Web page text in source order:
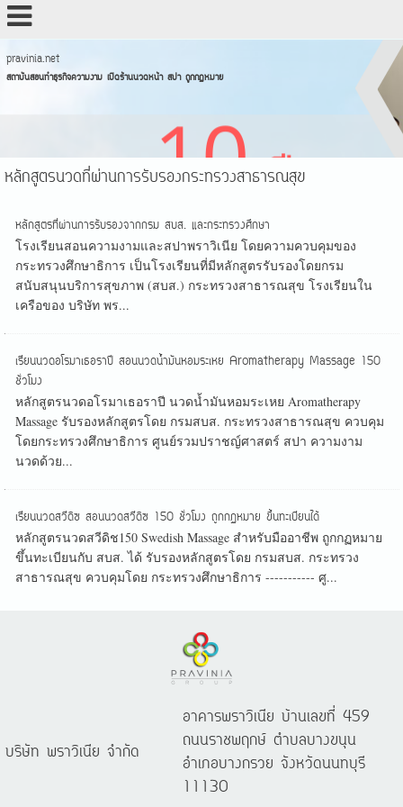
pravinia.net
สถาบันสอนทำธุรกิจความงาม เปิดร้านนวดหน้า สปา ถูกกฏหมาย
หลักสูตรนวดที่ผ่านการรับรองกระทรวงสาธารณสุข
หลักสูตรที่ผ่านการรับรองจากกรม สบส. และกระทรวงศึกษา
โรงเรียนสอนความงามและสปาพราวิเนีย โดยความควบคุมของ
กระทรวงศึกษาธิการ เป็นโรงเรียนที่มีหลักสูตรรับรองโดยกรม
สนับสนุนบริการสุขภาพ (สบส.) กระทรวงสาธารณสุข โรงเรียนใน
เครือของ บริษัท พร...
เรียนนวดอโรมาเธอราปี สอนนวดน้ำมันหอมระเหย Aromatherapy Massage 150
ชั่วโมง
หลักสูตรนวดอโรมาเธอราปี นวดน้ำมันหอมระเหย Aromatherapy
Massage รับรองหลักสูตรโดย กรมสบส. กระทรวงสาธารณสุข ควบคุม
โดยกระทรวงศึกษาธิการ ศูนย์รวมปราชญ์ศาสตร์ สปา ความงาม
นวดด้วย...
เรียนนวดสวีดิซ สอนนวดสวีดิซ 150 ชั่วโมง ถูกกฏหมาย ขึ้นทะเบียนได้
หลักสูตรนวดสวีดิช150 Swedish Massage สำหรับมืออาชีพ ถูกกฏหมาย
ขึ้นทะเบียนกับ สบส. ได้ รับรองหลักสูตรโดย กรมสบส. กระทรวง
สาธารณสุข ควบคุมโดย กระทรวงศึกษาธิการ ----------- ศู...
บริษัท พราวิเนีย จำกัด
อาคารพราวิเนีย บ้านเลขที่ 459
ถนนราชพฤกษ์ ตำบลบางขนุน
อำเภอบางกรวย จังหวัดนนทบุรี
11130